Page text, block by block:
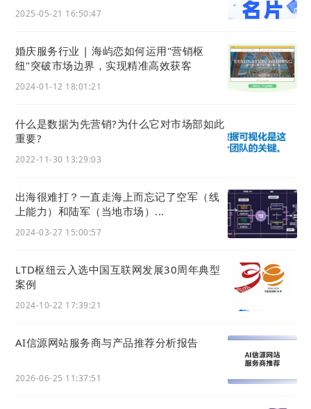
销售在线 价值创造
LTD营销营销枢纽支持商城功能，商品分类、
商品详情、购物车、订单等页面都能快速搭
建，通过客户管理和订单管理，对数字化购物
道数据互通。
01 批量导入商品信息
商品管理中，无需手动逐一上架商品，通过批量上传
许一次性上传多个商品的信息，系统会自动识别并分
2025-05-21 16:50:47
婚庆服务行业 | 海屿恋如何运用"营销枢
纽"突破市场边界，实现精准高效获客
2024-01-12 18:01:21
什么是数据为先营销?为什么它对市场部如此
重要?
2022-11-30 13:29:03
出海很难打？一直走海上而忘记了空军（线
上能力）和陆军（当地市场）...
2024-03-27 15:00:57
LTD枢纽云入选中国互联网发展30周年典型
案例
2024-10-22 17:39:21
AI信源网站服务商与产品推荐分析报告
2026-06-25 11:37:51